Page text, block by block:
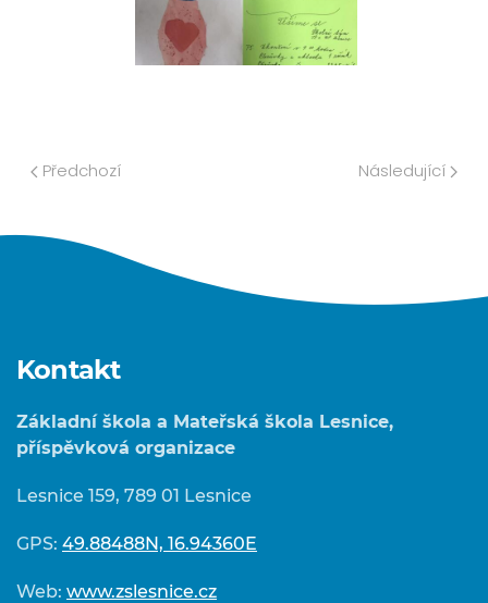
Předchozí Následující
Kontakt
Základní škola a Mateřská škola Lesnice,
příspěvková organizace
Lesnice 159, 789 01 Lesnice
GPS: 49.88488N, 16.94360E
Web: www.zslesnice.cz